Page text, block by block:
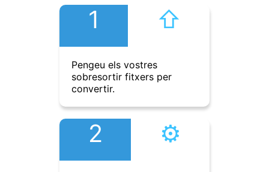
1 ⇧︎
Pengeu els vostres
sobresortir fitxers per
convertir.
2 ⚙︎